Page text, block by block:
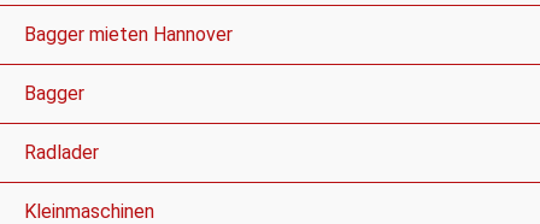
Bagger mieten Hannover
Bagger
Radlader
Kleinmaschinen